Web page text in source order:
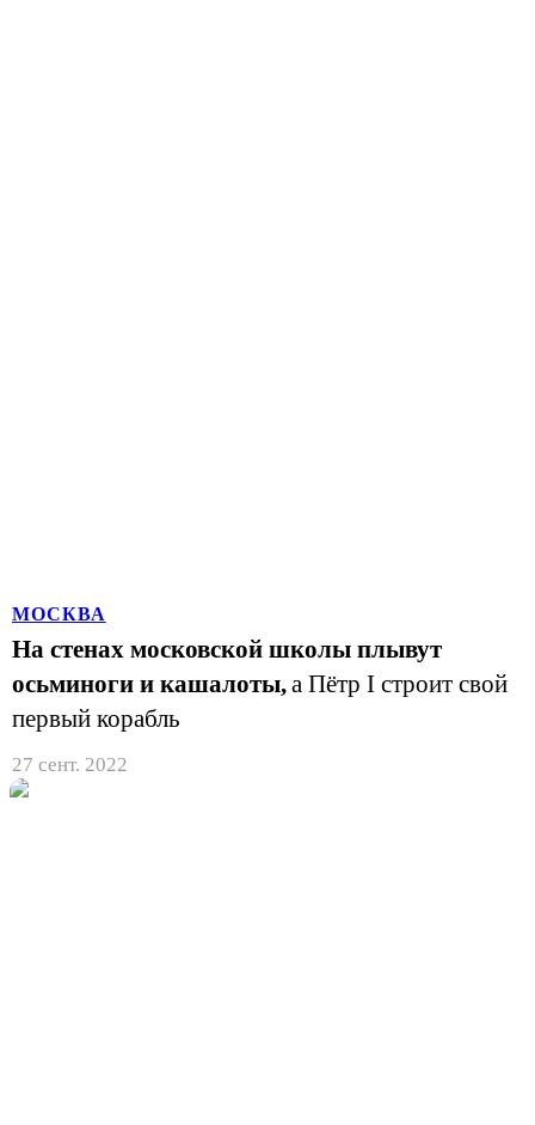
МОСКВА
На стенах московской школы плывут
осьминоги и кашалоты,а Пётр I строит свой
первый корабль
27 сент. 2022